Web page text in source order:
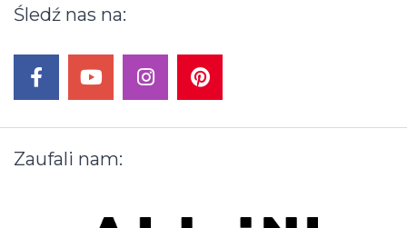
Śledź nas na:
Zaufali nam: